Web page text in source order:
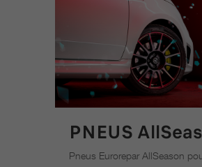
PNEUS
Pneus Eurorepar AllSeason